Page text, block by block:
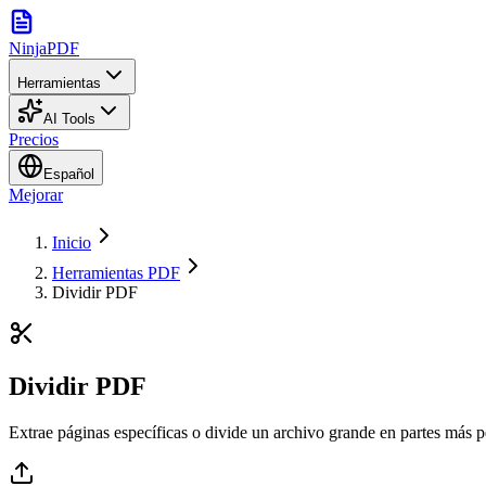
NinjaPDF
Herramientas
AI Tools
Precios
Español
Mejorar
Inicio
Herramientas PDF
Dividir PDF
Dividir PDF
Extrae páginas específicas o divide un archivo grande en partes más